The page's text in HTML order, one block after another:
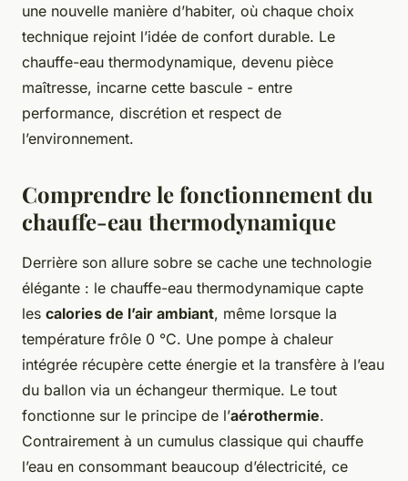
une nouvelle manière d’habiter, où chaque choix
technique rejoint l’idée de confort durable. Le
chauffe-eau thermodynamique, devenu pièce
maîtresse, incarne cette bascule - entre
performance, discrétion et respect de
l’environnement.
Comprendre le fonctionnement du
chauffe-eau thermodynamique
Derrière son allure sobre se cache une technologie
élégante : le chauffe-eau thermodynamique capte
les calories de l’air ambiant, même lorsque la
température frôle 0 °C. Une pompe à chaleur
intégrée récupère cette énergie et la transfère à l’eau
du ballon via un échangeur thermique. Le tout
fonctionne sur le principe de l’aérothermie.
Contrairement à un cumulus classique qui chauffe
l’eau en consommant beaucoup d’électricité, ce